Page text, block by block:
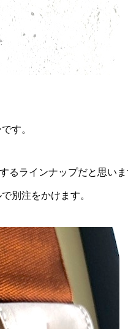
す。
るラインナップだと思い
別注をかけます。